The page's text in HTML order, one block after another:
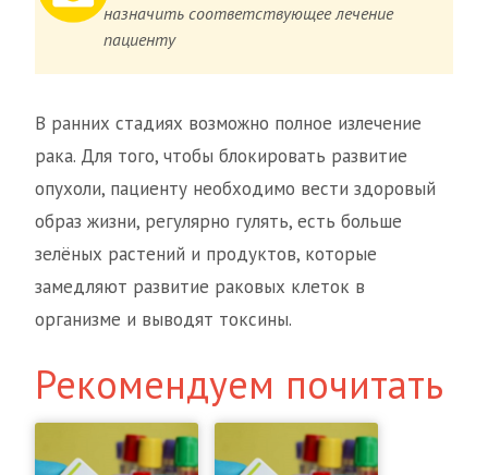
назначить соответствующее лечение
пациенту
В ранних стадиях возможно полное излечение
рака. Для того, чтобы блокировать развитие
опухоли, пациенту необходимо вести здоровый
образ жизни, регулярно гулять, есть больше
зелёных растений и продуктов, которые
замедляют развитие раковых клеток в
организме и выводят токсины.
Рекомендуем почитать